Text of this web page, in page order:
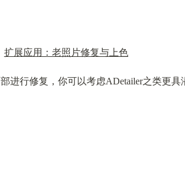
扩展应用：老照片修复与上色